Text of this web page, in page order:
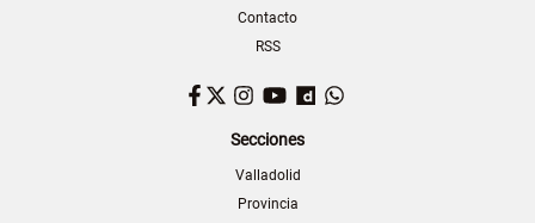
Contacto
RSS
Facebook
TwitterInstagram
YouTubeDailymotion
Secciones
Valladolid
Provincia